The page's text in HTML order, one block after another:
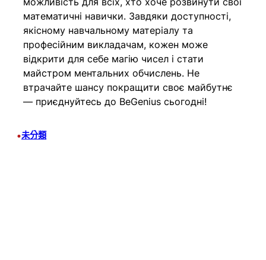
математичні навички. Завдяки доступності,
якісному навчальному матеріалу та
професійним викладачам, кожен може
відкрити для себе магію чисел і стати
майстром ментальних обчислень. Не
втрачайте шансу покращити своє майбутнє
— приєднуйтесь до BeGenius сьогодні!
•未分類